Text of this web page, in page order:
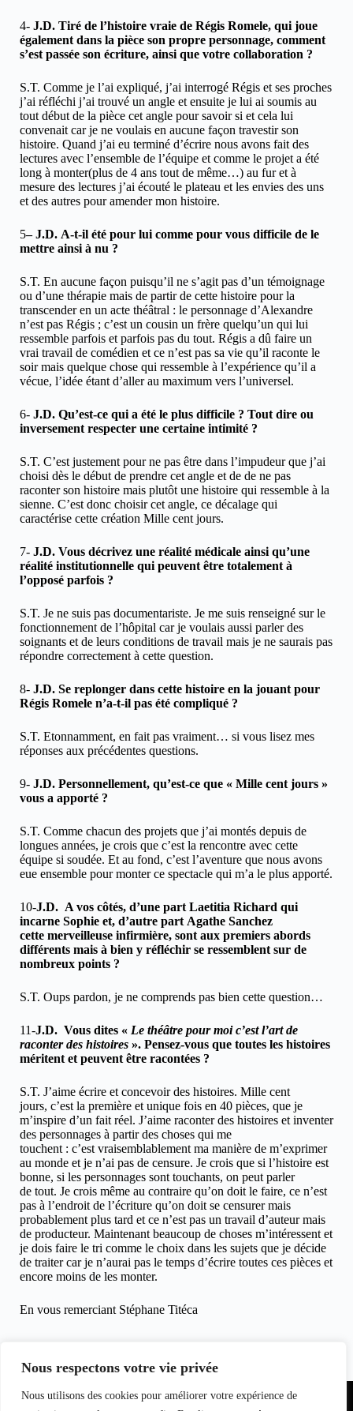
Nous respectons votre vie privée
Nous utilisons des cookies pour améliorer votre expérience de
4- J.D. Tiré de l’histoire vraie de Régis Romele, qui joue
également dans la pièce son propre personnage, comment
s’est passée son écriture, ainsi que votre collaboration ?
S.T. Comme je l’ai expliqué, j’ai interrogé Régis et ses proches
j’ai réfléchi j’ai trouvé un angle et ensuite je lui ai soumis au
tout début de la pièce cet angle pour savoir si et cela lui
convenait car je ne voulais en aucune façon travestir son
histoire. Quand j’ai eu terminé d’écrire nous avons fait des
lectures avec l’ensemble de l’équipe et comme le projet a été
long à monter(plus de 4 ans tout de même…) au fur et à
mesure des lectures j’ai écouté le plateau et les envies des uns
et des autres pour amender mon histoire.
5– J.D. A-t-il été pour lui comme pour vous difficile de le
mettre ainsi à nu ?
S.T. En aucune façon puisqu’il ne s’agit pas d’un témoignage
ou d’une thérapie mais de partir de cette histoire pour la
transcender en un acte théâtral : le personnage d’Alexandre
n’est pas Régis ; c’est un cousin un frère quelqu’un qui lui
ressemble parfois et parfois pas du tout. Régis a dû faire un
vrai travail de comédien et ce n’est pas sa vie qu’il raconte le
soir mais quelque chose qui ressemble à l’expérience qu’il a
vécue, l’idée étant d’aller au maximum vers l’universel.
6- J.D. Qu’est-ce qui a été le plus difficile ? Tout dire ou
inversement respecter une certaine intimité ?
S.T. C’est justement pour ne pas être dans l’impudeur que j’ai
choisi dès le début de prendre cet angle et de de ne pas
raconter son histoire mais plutôt une histoire qui ressemble à la
sienne. C’est donc choisir cet angle, ce décalage qui
caractérise cette création Mille cent jours.
7- J.D. Vous décrivez une réalité médicale ainsi qu’une
réalité institutionnelle qui peuvent être totalement à
l’opposé parfois ?
S.T. Je ne suis pas documentariste. Je me suis renseigné sur le
fonctionnement de l’hôpital car je voulais aussi parler des
soignants et de leurs conditions de travail mais je ne saurais pas
répondre correctement à cette question.
8- J.D. Se replonger dans cette histoire en la jouant pour
Régis Romele n’a-t-il pas été compliqué ?
S.T. Etonnamment, en fait pas vraiment… si vous lisez mes
réponses aux précédentes questions.
9- J.D. Personnellement, qu’est-ce que « Mille cent jours »
vous a apporté ?
S.T. Comme chacun des projets que j’ai montés depuis de
longues années, je crois que c’est la rencontre avec cette
équipe si soudée. Et au fond, c’est l’aventure que nous avons
eue ensemble pour monter ce spectacle qui m’a le plus apporté.
10-J.D. A vos côtés, d’une part Laetitia Richard qui
incarne Sophie et, d’autre part Agathe Sanchez
cette merveilleuse infirmière, sont aux premiers abords
différents mais à bien y réfléchir se ressemblent sur de
nombreux points ?
S.T. Oups pardon, je ne comprends pas bien cette question…
11-J.D. Vous dites « Le théâtre pour moi c’est l’art de
raconter des histoires ». Pensez-vous que toutes les histoires
méritent et peuvent être racontées ?
S.T. J’aime écrire et concevoir des histoires. Mille cent
jours, c’est la première et unique fois en 40 pièces, que je
m’inspire d’un fait réel. J’aime raconter des histoires et inventer
des personnages à partir des choses qui me
touchent : c’est vraisemblablement ma manière de m’exprimer
au monde et je n’ai pas de censure. Je crois que si l’histoire est
bonne, si les personnages sont touchants, on peut parler
de tout. Je crois même au contraire qu’on doit le faire, ce n’est
pas à l’endroit de l’écriture qu’on doit se censurer mais
probablement plus tard et ce n’est pas un travail d’auteur mais
de producteur. Maintenant beaucoup de choses m’intéressent et
je dois faire le tri comme le choix dans les sujets que je décide
de traiter car je n’aurai pas le temps d’écrire toutes ces pièces et
encore moins de les monter.
En vous remerciant Stéphane Titéca
clicinfospectacles.
Equipe du
Contact Partenariat
nfo